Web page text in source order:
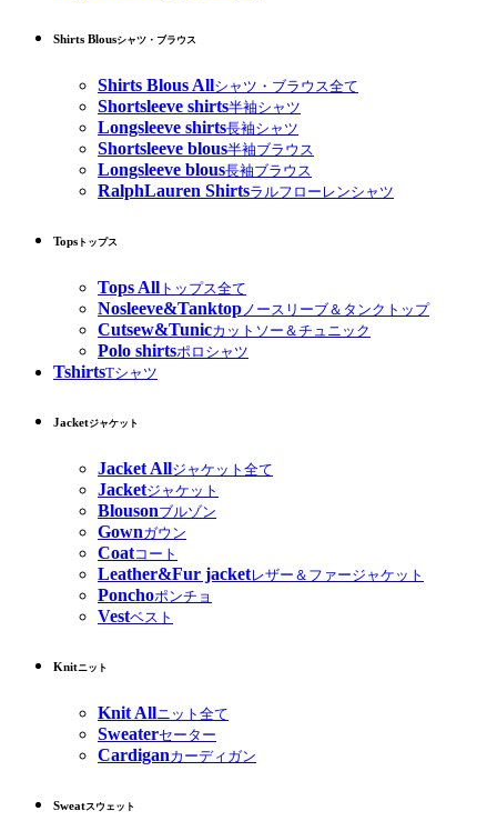
Shirts Blousシャツ・ブラウス
Shirts Blous Allシャツ・ブラウス全て
Shortsleeve shirts半袖シャツ
Longsleeve shirts長袖シャツ
Shortsleeve blous半袖ブラウス
Longsleeve blous長袖ブラウス
RalphLauren Shirtsラルフローレンシャツ
Tops トップス
Tops All トップス全て
Nosleeve&Tanktopノースリーブ＆タンクトップ
Cutsew&Tunicカットソー＆チュニック
Polo shirtsポロシャツ
TshirtsTシャツ
Jacketジャケット
Jacket Allジャケット全て
Jacketジャケット
Blousonブルゾン
Gownガウン
Coatコート
Leather&Fur jacketレザー＆ファージャケット
Ponchoポンチョ
Vestベスト
Knitニット
Knit Allニット全て
Sweaterセーター
Cardiganカーディガン
Sweatスウェット